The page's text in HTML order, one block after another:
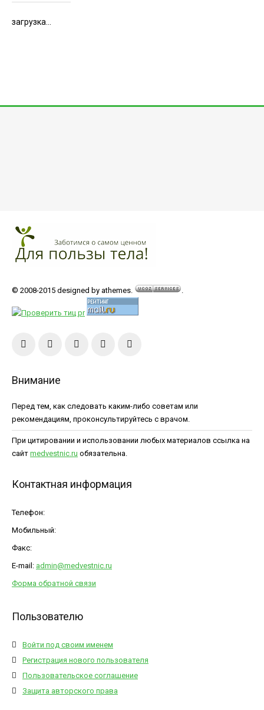
загрузка...
© 2008-2015 designed by athemes. .
Внимание
Перед тем, как следовать каким-либо советам или
рекомендациям, проконсультируйтесь с врачом.
При цитировании и использовании любых материалов ссылка на
сайт medvestnic.ru обязательна.
Контактная информация
Телефон:
Мобильный:
Факс:
E-mail: admin@medvestnic.ru
Форма обратной связи
Пользователю
Войти под своим именем
Регистрация нового пользователя
Пользовательское соглашение
Защита авторского права